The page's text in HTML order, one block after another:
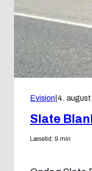
Evision 4.
Slate
Læsetid: 9 min